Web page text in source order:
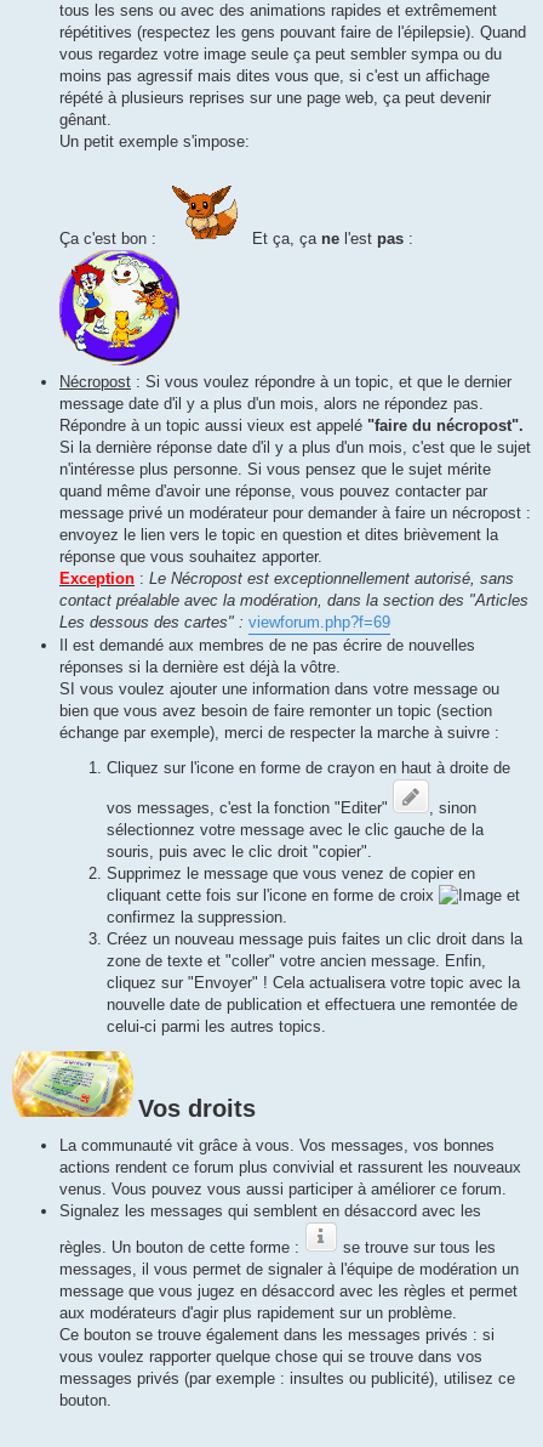
tous les sens ou avec des animations rapides et extrêmement
répétitives (respectez les gens pouvant faire de l'épilepsie). Quand
vous regardez votre image seule ça peut sembler sympa ou du
moins pas agressif mais dites vous que, si c'est un affichage
répété à plusieurs reprises sur une page web, ça peut devenir
gênant.
Un petit exemple s'impose:
Ça c'est bon : Et ça, ça ne l'est pas :
Nécropost : Si vous voulez répondre à un topic, et que le dernier
message date d'il y a plus d'un mois, alors ne répondez pas.
Répondre à un topic aussi vieux est appelé "faire du nécropost".
Si la dernière réponse date d'il y a plus d'un mois, c'est que le sujet
n'intéresse plus personne. Si vous pensez que le sujet mérite
quand même d'avoir une réponse, vous pouvez contacter par
message privé un modérateur pour demander à faire un nécropost :
envoyez le lien vers le topic en question et dites brièvement la
réponse que vous souhaitez apporter.
Exception : Le Nécropost est exceptionnellement autorisé, sans
contact préalable avec la modération, dans la section des "Articles
Les dessous des cartes" : viewforum.php?f=69
Il est demandé aux membres de ne pas écrire de nouvelles
réponses si la dernière est déjà la vôtre.
SI vous voulez ajouter une information dans votre message ou
bien que vous avez besoin de faire remonter un topic (section
échange par exemple), merci de respecter la marche à suivre :
Cliquez sur l'icone en forme de crayon en haut à droite de
vos messages, c'est la fonction "Editer"
, sinon
sélectionnez votre message avec le clic gauche de la
souris, puis avec le clic droit "copier".
Supprimez le message que vous venez de copier en
cliquant cette fois sur l'icone en forme de croix
et
confirmez la suppression.
Créez un nouveau message puis faites un clic droit dans la
zone de texte et "coller" votre ancien message. Enfin,
cliquez sur "Envoyer" ! Cela actualisera votre topic avec la
nouvelle date de publication et effectuera une remontée de
celui-ci parmi les autres topics.
Vos droits
La communauté vit grâce à vous. Vos messages, vos bonnes
actions rendent ce forum plus convivial et rassurent les nouveaux
venus. Vous pouvez vous aussi participer à améliorer ce forum.
Signalez les messages qui semblent en désaccord avec les
règles. Un bouton de cette forme :
se trouve sur tous les
messages, il vous permet de signaler à l'équipe de modération un
message que vous jugez en désaccord avec les règles et permet
aux modérateurs d'agir plus rapidement sur un problème.
Ce bouton se trouve également dans les messages privés : si
vous voulez rapporter quelque chose qui se trouve dans vos
messages privés (par exemple : insultes ou publicité), utilisez ce
bouton.